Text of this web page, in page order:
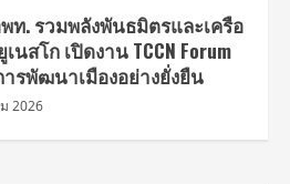
ท. รวมพลังพันธมิตรและเครือ
นสโก เปิดงาน TCCN Forum
รพัฒนาเมืองอย่างยั่งยืน
2026